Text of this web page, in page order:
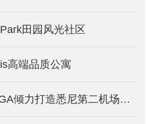
田园风光社区
高端品质公寓
Penway Place | TOGA倾力打造悉尼第二机场附近精品公寓 步达地铁-澳洲悉尼新楼盘发售中